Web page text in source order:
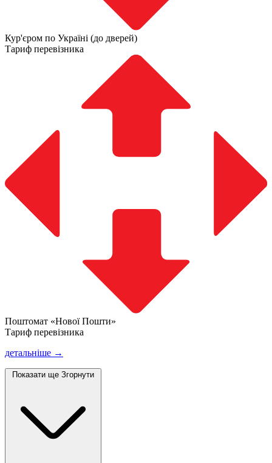
Кур'єром по Україні (до дверей)
Тариф перевізника
Поштомат «Нової Пошти»
Тариф перевізника
детальніше →
Показати ще Згорнути